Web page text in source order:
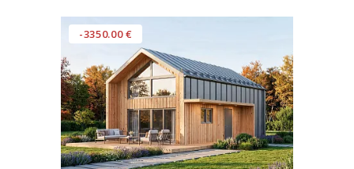
-3350.00 €